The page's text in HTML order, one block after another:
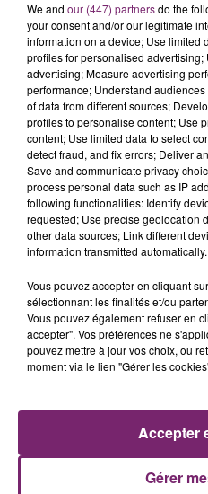
ACTUS RADIO
JEUX
We and our (447) partnersdo the
your consent and/or our legitimate
information on a device; Use limited
profiles for personalised
advertising; Measure advertising
performance; Understand
of data from different sources;
profiles to personalise content; Use
content; Use limited data to select
detect fraud, and fix errors; Deliver
Save and communicate privacy
process personal data such as IP
following functionalities: Identify
requested; Use precise geolocation
other data sources; Link different
information transmitted automatically.
Vous pouvez accepter en cliquant
sélectionnant les finalités et/ou
Vous pouvez également refuser en
accepter". Vos préférences ne
pouvez mettre à jour vos choix, ou
moment via le lien "Gérer les
Gérer
Accepter